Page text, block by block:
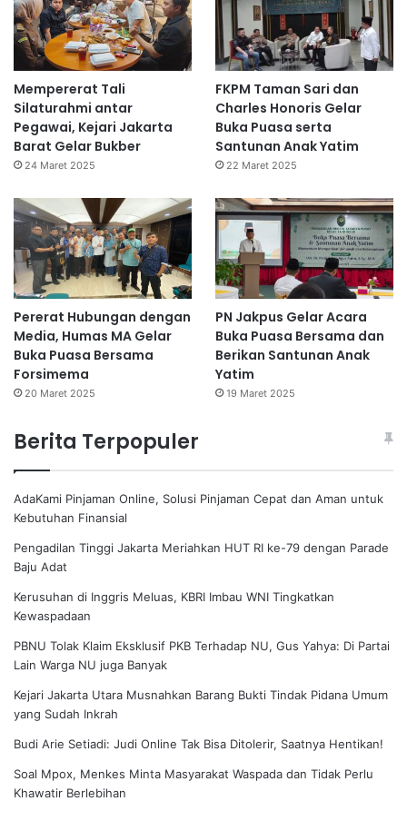
Mempererat Tali
Silaturahmi antar
Pegawai, Kejari Jakarta
Barat Gelar Bukber
24 Maret 2025
FKPM Taman Sari dan
Charles Honoris Gelar
Buka Puasa serta
Santunan Anak Yatim
22 Maret 2025
Pererat Hubungan dengan
Media, Humas MA Gelar
Buka Puasa Bersama
Forsimema
20 Maret 2025
PN Jakpus Gelar Acara
Buka Puasa Bersama dan
Berikan Santunan Anak
Yatim
19 Maret 2025
Berita Terpopuler
AdaKami Pinjaman Online, Solusi Pinjaman Cepat dan Aman untuk
Kebutuhan Finansial
Pengadilan Tinggi Jakarta Meriahkan HUT RI ke-79 dengan Parade
Baju Adat
Kerusuhan di Inggris Meluas, KBRI Imbau WNI Tingkatkan
Kewaspadaan
PBNU Tolak Klaim Eksklusif PKB Terhadap NU, Gus Yahya: Di Partai
Lain Warga NU juga Banyak
Kejari Jakarta Utara Musnahkan Barang Bukti Tindak Pidana Umum
yang Sudah Inkrah
Budi Arie Setiadi: Judi Online Tak Bisa Ditolerir, Saatnya Hentikan!
Soal Mpox, Menkes Minta Masyarakat Waspada dan Tidak Perlu
Khawatir Berlebihan